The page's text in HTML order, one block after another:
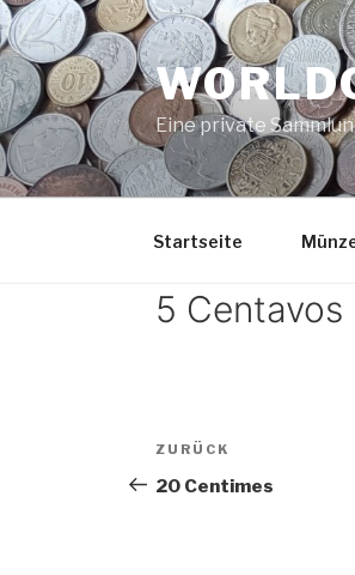
Zum
Inhalt
springen
Eine private
Startseite
5 Centavos
Beitrags-
Navigation
Vorheriger
Beitrag
ZURÜCK
20 Centimes